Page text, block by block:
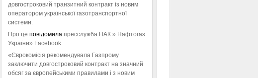
довгостроковий транзитний контракт із новим
оператором української газотранспортної
системи.
Про це повідомила пресслужба НАК » Нафтогаз
України» Facebook.
«Єврокомісія рекомендувала Газпрому
заключити довгостроковий контракт на значний
обсяг за європейськими правилами і з новим